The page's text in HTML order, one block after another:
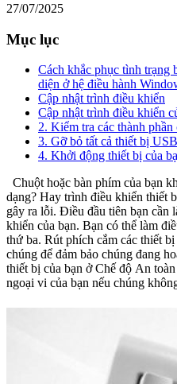
27/07/2025
Mục lục
Cách khắc phục tình trạng
diện ở hệ điều hành
Cập nhật trình điều khiển
Cập nhật trình điều khiển
2. Kiểm tra các thành phần
3. Gỡ bỏ tất cả thiết bị
4. Khởi động thiết bị của
dạng? Hay trình điều khiển thiết
gây ra lỗi. Điều đầu tiên bạn cần
khiển của bạn. Bạn có thể làm
thứ ba. Rút phích cắm các thiết
chúng để đảm bảo chúng đang
thiết bị của bạn ở Chế độ An
ngoại vi của bạn nếu chúng